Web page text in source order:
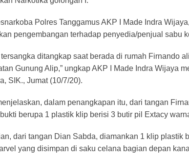
Polres Tanggamus AKP I Made Indra
pengembangan terhadap penyedia/penjual sabu
tersangka ditangkap saat berada di rumah Firnando
Gunung Alip,” ungkap AKP I Made Indra Wijaya
SIK., Jumat (10/7/20).
dalam penangkapan itu, dari tangan
berupa 1 plastik klip berisi 3 butir pil Extacy
dari tangan Dian Sabda, diamankan 1 klip plastik
yang disimpan di saku celana bagian depan